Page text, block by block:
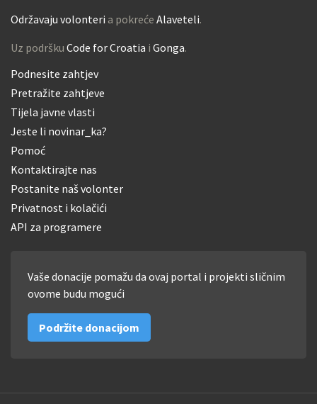
Održavaju volonteri a pokreće Alaveteli.
Uz podršku Code for Croatia i Gonga.
Podnesite zahtjev
Pretražite zahtjeve
Tijela javne vlasti
Jeste li novinar_ka?
Pomoć
Kontaktirajte nas
Postanite naš volonter
Privatnost i kolačići
API za programere
Vaše donacije pomažu da ovaj portal i projekti sličnim
ovome budu mogući
Podržite donacijom